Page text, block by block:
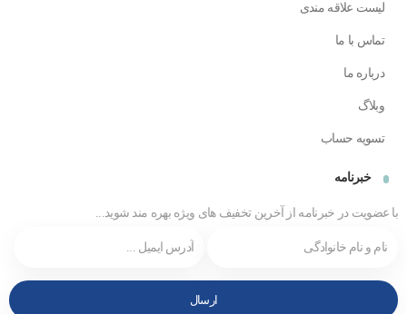
لیست علاقه مندی
تماس با ما
درباره ما
وبلاگ
تسویه حساب
خبرنامه
با عضویت در خبرنامه از آخرین تخفیف های ویژه بهره مند شوید...